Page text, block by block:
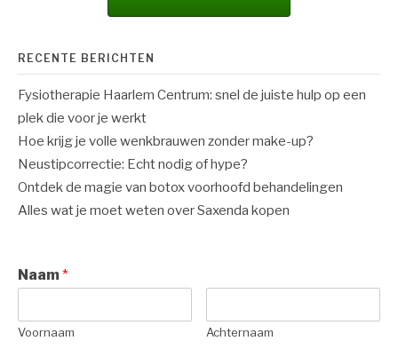
RECENTE BERICHTEN
Fysiotherapie Haarlem Centrum: snel de juiste hulp op een
plek die voor je werkt
Hoe krijg je volle wenkbrauwen zonder make-up?
Neustipcorrectie: Echt nodig of hype?
Ontdek de magie van botox voorhoofd behandelingen
Alles wat je moet weten over Saxenda kopen
Naam*
Voornaam Achternaam